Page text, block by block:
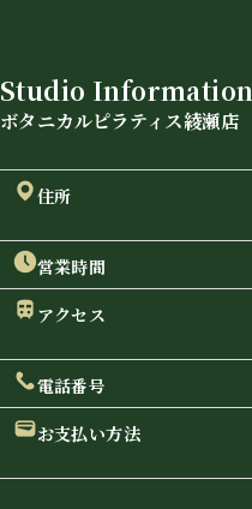
Studio Information
ボタニカルピラティス綾瀬店
住所
営業時間
アクセス
電話番号
お支払い方法